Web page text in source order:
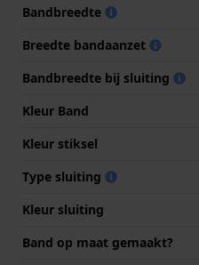
Bandbreedte
Breedte bandaanzet
Bandbreedte bij sluiting
Kleur Band
Kleur stiksel
Type sluiting
Kleur sluiting
Band op maat gemaakt?